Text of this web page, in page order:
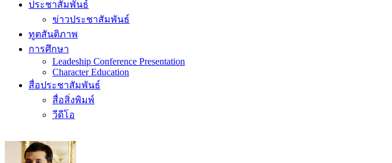
ประชาสัมพันธ์
ข่าวประชาสัมพันธ์
ทูตสันติภาพ
การศึกษา
Leadeship Conference Presentation
Character Education
สื่อประชาสัมพันธ์
สื่อสิ่งพิมพ์
วีดีโอ